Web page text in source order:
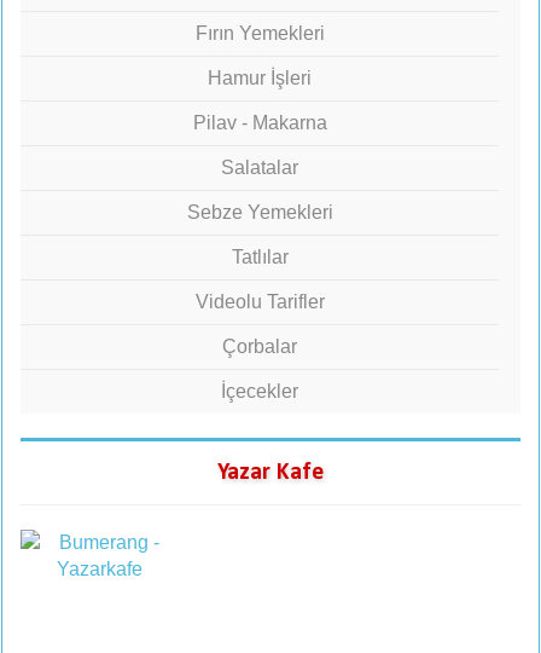
Fırın Yemekleri
Hamur İşleri
Pilav - Makarna
Salatalar
Sebze Yemekleri
Tatlılar
Videolu Tarifler
Çorbalar
İçecekler
Yazar Kafe